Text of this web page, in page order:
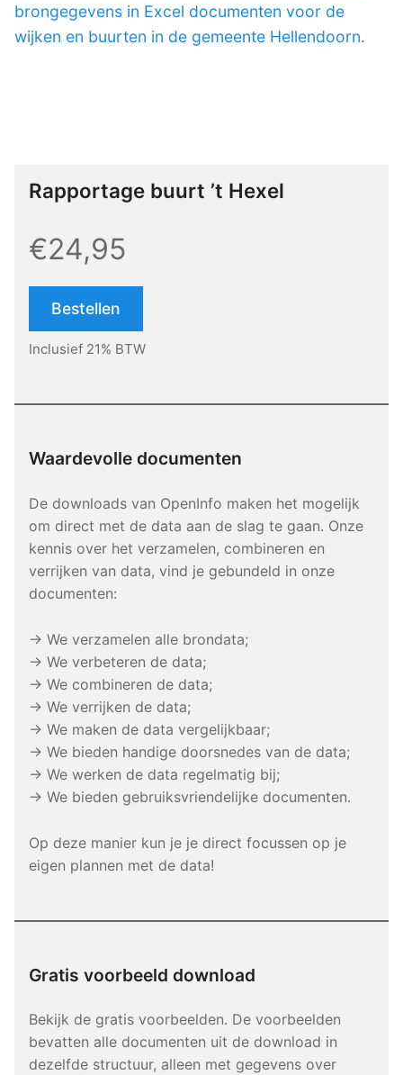
brongegevens in Excel documenten voor de
wijken en buurten in de gemeente Hellendoorn.
Rapportage buurt ’t Hexel
€24,95
Bestellen
Inclusief 21% BTW
Waardevolle documenten
De downloads van OpenInfo maken het mogelijk
om direct met de data aan de slag te gaan. Onze
kennis over het verzamelen, combineren en
verrijken van data, vind je gebundeld in onze
documenten:
→ We verzamelen alle brondata;
→ We verbeteren de data;
→ We combineren de data;
→ We verrijken de data;
→ We maken de data vergelijkbaar;
→ We bieden handige doorsnedes van de data;
→ We werken de data regelmatig bij;
→ We bieden gebruiksvriendelijke documenten.
Op deze manier kun je je direct focussen op je
eigen plannen met de data!
Gratis voorbeeld download
Bekijk de gratis voorbeelden. De voorbeelden
bevatten alle documenten uit de download in
dezelfde structuur, alleen met gegevens over